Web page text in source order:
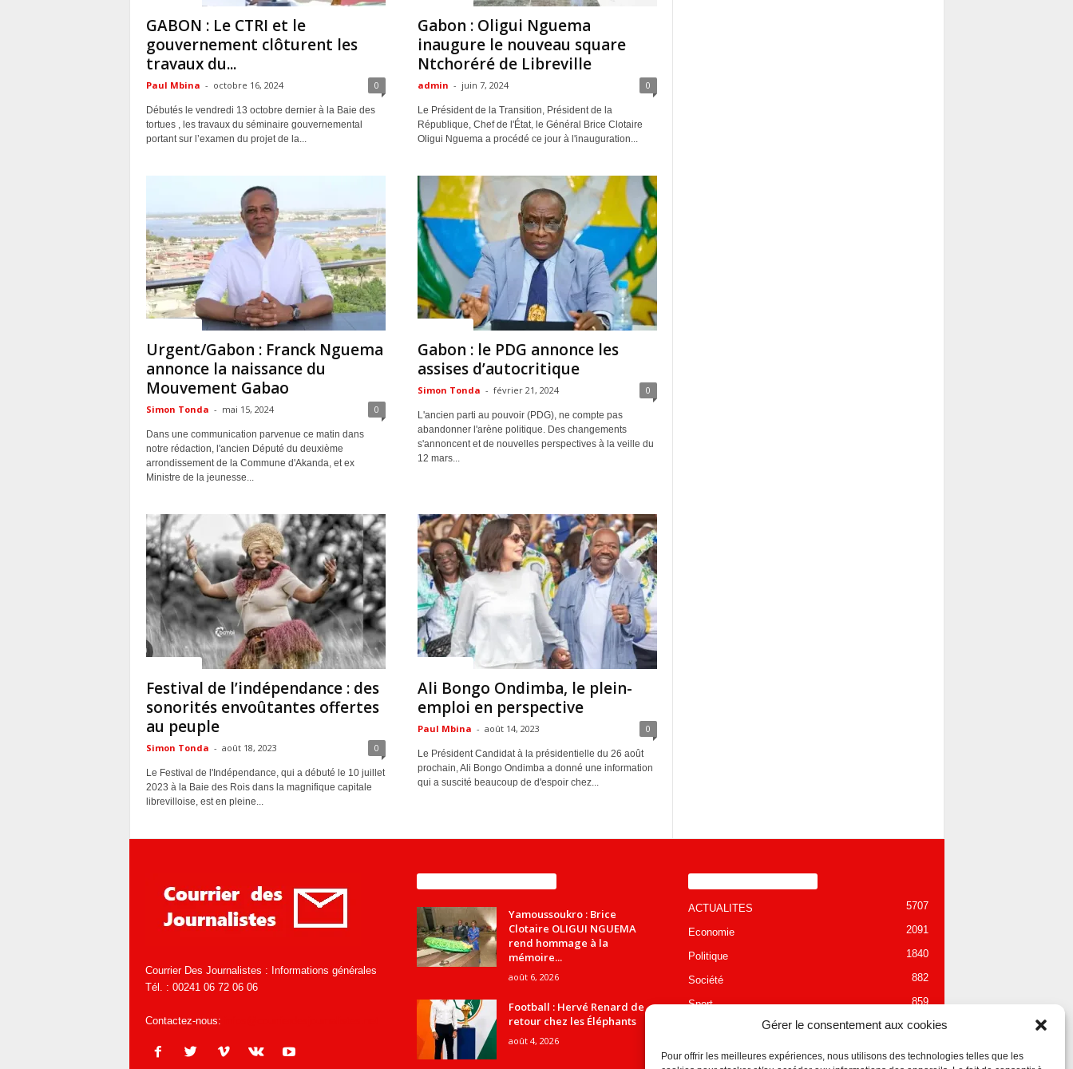
Gérer le consentement aux cookies
Pour offrir les meilleures expériences, nous utilisons des technologies telles que les
GABON : Le CTRI et le
gouvernement clôturent les
travaux du...
Paul Mbina - octobre 16, 2024 0
Débutés le vendredi 13 octobre dernier à la Baie des
tortues , les travaux du séminaire gouvernemental
portant sur l’examen du projet de la...
Gabon : Oligui Nguema
inaugure le nouveau square
Ntchoréré de Libreville
admin - juin 7, 2024 0
Le Président de la Transition, Président de la
République, Chef de l'État, le Général Brice Clotaire
Oligui Nguema a procédé ce jour à l'inauguration...
Urgent/Gabon : Franck Nguema
annonce la naissance du
Mouvement Gabao
Simon Tonda - mai 15, 2024 0
Dans une communication parvenue ce matin dans
notre rédaction, l'ancien Député du deuxième
arrondissement de la Commune d'Akanda, et ex
Ministre de la jeunesse...
Gabon : le PDG annonce les
assises d’autocritique
Simon Tonda - février 21, 2024 0
L'ancien parti au pouvoir (PDG), ne compte pas
abandonner l'arène politique. Des changements
s'annoncent et de nouvelles perspectives à la veille du
12 mars...
Festival de l’indépendance : des
sonorités envoûtantes offertes
au peuple
Simon Tonda - août 18, 2023 0
Le Festival de l'Indépendance, qui a débuté le 10 juillet
2023 à la Baie des Rois dans la magnifique capitale
librevilloise, est en pleine...
Ali Bongo Ondimba, le plein-
emploi en perspective
Paul Mbina - août 14, 2023 0
Le Président Candidat à la présidentielle du 26 août
prochain, Ali Bongo Ondimba a donné une information
qui a suscité beaucoup de d'espoir chez...
Courrier Des Journalistes : Informations générales
Tél. : 00241 06 72 06 06
Contactez-nous:
Yamoussoukro : Brice
Clotaire OLIGUI NGUEMA
rend hommage à la
mémoire...
août 6, 2026
Football : Hervé Renard de
retour chez les Éléphants
août 4, 2026
ACTUALITES 5707
Economie 2091
Politique 1840
Société 882
Sport 859
280
Environnement